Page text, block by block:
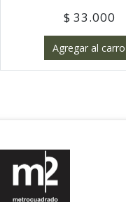
$ 33.000
Agregar al carro